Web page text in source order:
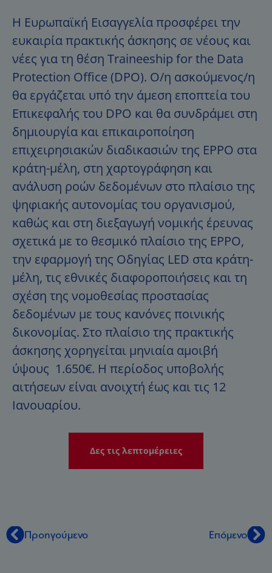
Η Ευρωπαϊκή Εισαγγελία προσφέρει την
ευκαιρία πρακτικής άσκησης σε νέους και
νέες για τη θέση Traineeship for the Data
Protection Office (DPO). Ο/η ασκούμενος/η
θα εργάζεται υπό την άμεση εποπτεία του
Επικεφαλής του DPO και θα συνδράμει στη
δημιουργία και επικαιροποίηση
επιχειρησιακών διαδικασιών της EPPO στα
κράτη-μέλη, στη χαρτογράφηση και
ανάλυση ροών δεδομένων στο πλαίσιο της
ψηφιακής αυτονομίας του οργανισμού,
καθώς και στη διεξαγωγή νομικής έρευνας
σχετικά με το θεσμικό πλαίσιο της EPPO,
την εφαρμογή της Οδηγίας LED στα κράτη-
μέλη, τις εθνικές διαφοροποιήσεις και τη
σχέση της νομοθεσίας προστασίας
δεδομένων με τους κανόνες ποινικής
δικονομίας. Στο πλαίσιο της πρακτικής
άσκησης χορηγείται μηνιαία αμοιβή
ύψους 1.650€. Η περίοδος υποβολής
αιτήσεων είναι ανοιχτή έως και τις 12
Ιανουαρίου.
Δες τις λεπτομέρειες
Προηγούμενο Επόμενο